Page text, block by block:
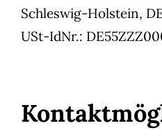
Schleswig-Holstein,
USt-IdNr.: